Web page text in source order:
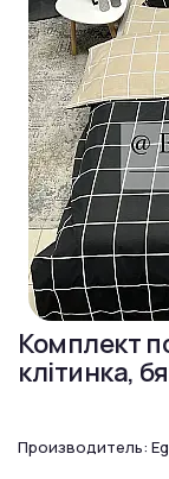
Комплект
клітинка,
Производитель: